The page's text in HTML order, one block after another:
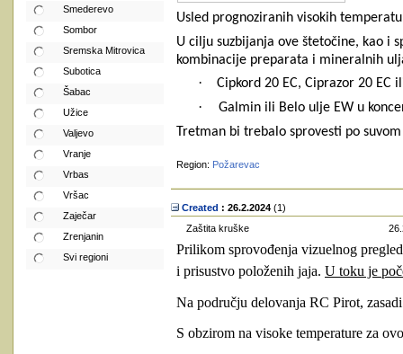
Smederevo
Sombor
Sremska Mitrovica
Subotica
Šabac
Užice
Valjevo
Vranje
Vrbas
Vršac
Zaječar
Zrenjanin
Svi regioni
Usled prognoziranih visokih
U cilju suzbijanja ove štetočine, kao i
kombinacije preparata i mineralnih
· Cipkord 20 EC, Ciprazor 20
·
Galmin ili Belo ulje EW u
Tretman bi trebalo sprovesti po
Region: Požarevac
Created : 26.2.2024 ‎(1)
Zaštita kruške
Prilikom sprovođenja vizuelnog
i prisustvo položenih jaja. U toku je
Na području delovanja RC Pirot,
S obzirom na visoke temperature za